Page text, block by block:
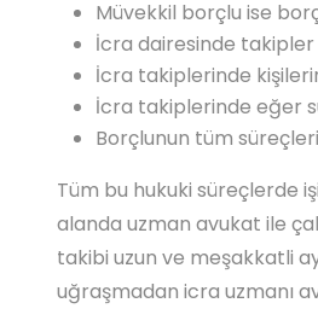
Müvekkil borçlu ise
İcra dairesinde takipler
İcra takiplerinde
İcra takiplerinde eğer
Borçlunun tüm
Tüm bu hukuki süreçlerde
alanda uzman avukat ile
takibi uzun ve meşakkatli
uğraşmadan icra uzmanı